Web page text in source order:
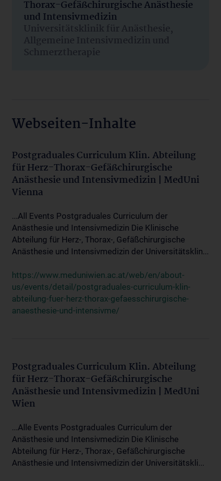
Thorax-Gefäßchirurgische Anästhesie
und Intensivmedizin
Universitätsklinik für Anästhesie,
Allgemeine Intensivmedizin und
Schmerztherapie
Webseiten-Inhalte
Postgraduales Curriculum Klin. Abteilung
für Herz-Thorax-Gefäßchirurgische
Anästhesie und Intensivmedizin | MedUni
Vienna
...All Events Postgraduales Curriculum der
Anästhesie und Intensivmedizin Die Klinische
Abteilung für Herz-, Thorax-, Gefäßchirurgische
Anästhesie und Intensivmedizin der Universitätsklin...
https://www.meduniwien.ac.at/web/en/about-
us/events/detail/postgraduales-curriculum-klin-
abteilung-fuer-herz-thorax-gefaesschirurgische-
anaesthesie-und-intensivme/
Postgraduales Curriculum Klin. Abteilung
für Herz-Thorax-Gefäßchirurgische
Anästhesie und Intensivmedizin | MedUni
Wien
...Alle Events Postgraduales Curriculum der
Anästhesie und Intensivmedizin Die Klinische
Abteilung für Herz-, Thorax-, Gefäßchirurgische
Anästhesie und Intensivmedizin der Universitätskli...